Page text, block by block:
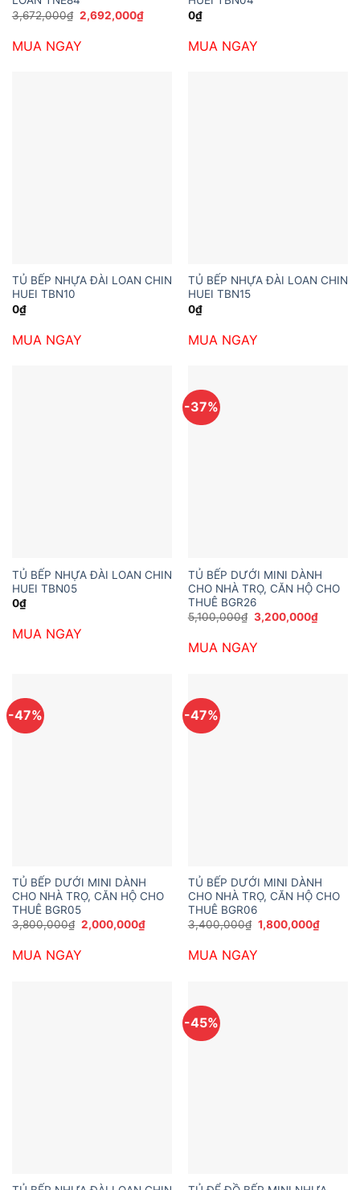
3,672,000₫ Giá
gốc
3,672,000₫.
2,692,000₫Giá
hiện
MUA NGAY
0₫
MUA NGAY
TỦ BẾP NHỰA ĐÀI LOAN CHIN
HUEI TBN10
0₫
MUA NGAY
TỦ BẾP NHỰA ĐÀI LOAN CHIN
HUEI TBN15
0₫
MUA NGAY
TỦ BẾP NHỰA ĐÀI LOAN CHIN
HUEI TBN05
0₫
MUA NGAY
-37%
TỦ BẾP DƯỚI MINI DÀNH
CHO NHÀ TRỌ, CĂN HỘ CHO
THUÊ BGR26
5,100,000₫ Giá
gốc
5,100,000₫.
3,200,000₫Giá
hiện
MUA NGAY
-47%
TỦ BẾP DƯỚI MINI DÀNH
CHO NHÀ TRỌ, CĂN HỘ CHO
THUÊ BGR05
3,800,000₫ Giá
gốc
3,800,000₫.
2,000,000₫Giá
hiện
MUA NGAY
-47%
TỦ BẾP DƯỚI MINI DÀNH
CHO NHÀ TRỌ, CĂN HỘ CHO
THUÊ BGR06
3,400,000₫ Giá
gốc
3,400,000₫.
1,800,000₫Giá
hiện
MUA NGAY
-45%